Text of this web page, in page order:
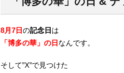
8月7日の記念日 は
「博多の華」の日 なんです。
そして”X”で見つけた